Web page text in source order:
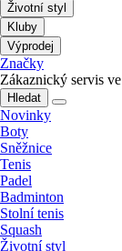
Životní styl
Kluby
Výprodej
Značky
Zákaznický servis
Hledat
Novinky
Boty
Sněžnice
Tenis
Padel
Badminton
Stolní tenis
Squash
Životní styl